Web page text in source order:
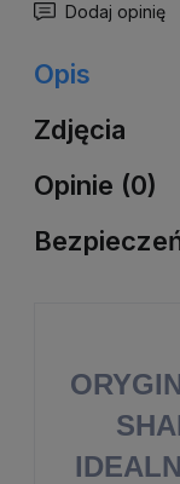
Dodaj opinię
Opis
Zdjęcia
Opinie (0)